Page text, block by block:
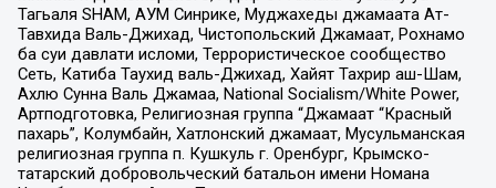
Тагьаля SHAM, АУМ Синрике, Муджахеды джамаата Ат-
Тавхида Валь-Джихад, Чистопольский Джамаат, Рохнамо
ба суи давлати исломи, Террористическое сообщество
Сеть, Катиба Таухид валь-Джихад, Хайят Тахрир аш-Шам,
Ахлю Сунна Валь Джамаа, National Socialism/White Power,
Артподготовка, Религиозная группа “Джамаат “Красный
пахарь”, Колумбайн, Хатлонский джамаат, Мусульманская
религиозная группа п. Кушкуль г. Оренбург, Крымско-
татарский добровольческий батальон имени Номана